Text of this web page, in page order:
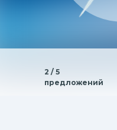
2 / 5
предложений